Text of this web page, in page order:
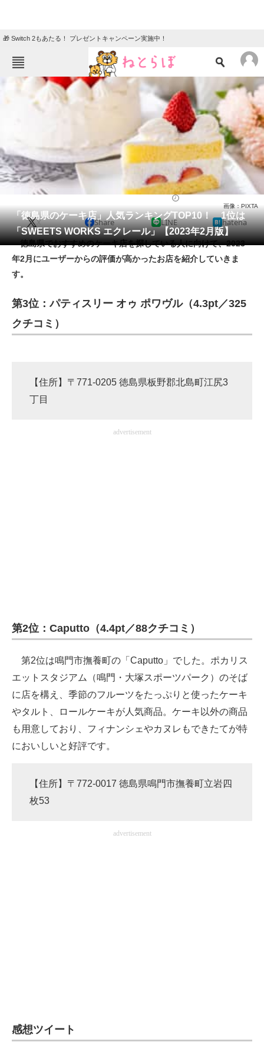
🎁 Switch 2もあたる！ プレゼントキャンペーン実施中！
ねとらぼメニュー
ニュース
クイズ
地域
住まい 教育・育児
リサーチ
会員記事
メディア
注目記事を集めた総合ページ
エネルギーの専門メディア
ちょっと気になるネットの話題
「徳島県のケーキ店」人気ランキングTOP10！ 1位は
「SWEETS WORKS エクレール」【2023年2月版】
画像：PIXTA
X Share LINE hatena
徳島県でおすすめのケーキ店を探している人に向けて、2023
年2月にユーザーからの評価が高かったお店を紹介していきま
す。
第3位：パティスリー オゥ ポワヴル（4.3pt／325
クチコミ）
【住所】〒771-0205 徳島県板野郡北島町江尻3
丁目
advertisement
第2位：Caputto（4.4pt／88クチコミ）
第2位は鳴門市撫養町の「Caputto」でした。ポカリス
エットスタジアム（鳴門・大塚スポーツパーク）のそば
に店を構え、季節のフルーツをたっぷりと使ったケーキ
やタルト、ロールケーキが人気商品。ケーキ以外の商品
も用意しており、フィナンシェやカヌレもできたてが特
においしいと好評です。
【住所】〒772-0017 徳島県鳴門市撫養町立岩四
枚53
advertisement
感想ツイート